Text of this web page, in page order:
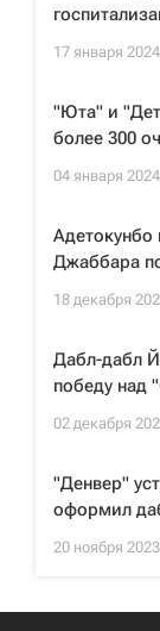
17 января 2024
"Юта" и
более 300
04 января 2024
Адетокунбо
Джаббара
18 декабря
Дабл-дабл
победу над
02 декабря
"Денвер"
оформил
20 ноября 2023